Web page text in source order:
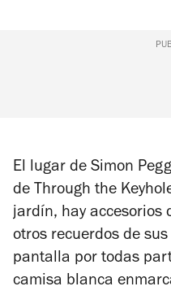
El lugar de Simon
de Through the
jardín, hay accesorios
otros recuerdos de
pantalla por todas
camisa blanca